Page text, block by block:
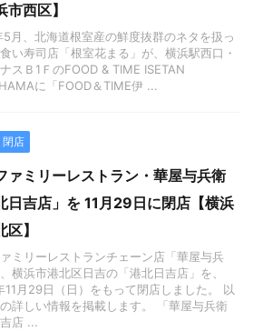
市西区】
5月、北海道根室産の鮮度抜群のネタを扱っ
い寿司店「根室花まる」が、横浜駅西口・
スＢ1ＦのFOOD & TIME ISETAN
に「FOOD＆TIME伊 ...
閉店
ァミリーレストラン・華屋与兵衛
日吉店」を 11月29日に閉店【横浜
】
ミリーレストランチェーン店「華屋与兵
横浜市港北区日吉の「港北日吉店」を、
11月29日（日）をもって閉店しました。 以
詳しい情報を掲載します。 「華屋与兵衛
店 ...